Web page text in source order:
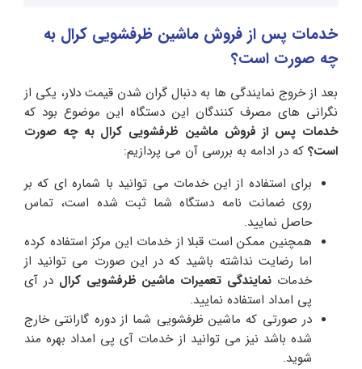
خدمات پس از فروش ماشین ظرفشویی کرال به
چه صورت است؟
بعد از خروج نمایندگی ها به دنبال گران شدن قیمت دلار، یکی از
نگرانی های مصرف کنندگان این دستگاه این موضوع بود که
خدمات پس از فروش ماشین ظرفشویی کرال به چه صورت
است؟ که در ادامه به بررسی آن می پردازیم:
برای استفاده از این خدمات می توانید با شماره ای که بر
روی ضمانت نامه دستگاه شما ثبت شده است، تماس
حاصل نمایید.
همچنین ممکن است قبلا از خدمات این مرکز استفاده کرده
اما رضایت نداشته باشید که در این صورت می توانید از
خدمات نمایندگی تعمیرات ماشین ظرفشویی کرال در آی
پی امداد استفاده نمایید.
در صورتی که ماشین ظرفشویی شما از دوره گارانتی خارج
شده باشد نیز می توانید از خدمات آی پی امداد بهره مند
شوید.